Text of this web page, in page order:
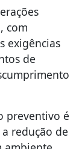
com
exigências
de
preventivo é
redução de